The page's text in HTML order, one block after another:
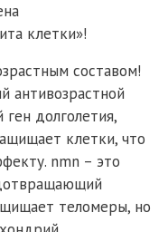
клетки»!
составом!
антивозрастной
долголетия,
клетки, что
nmn – это
теломеры, но